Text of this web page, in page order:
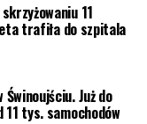
11
trafiła do szpitala
Już do
11 tys. samochodów